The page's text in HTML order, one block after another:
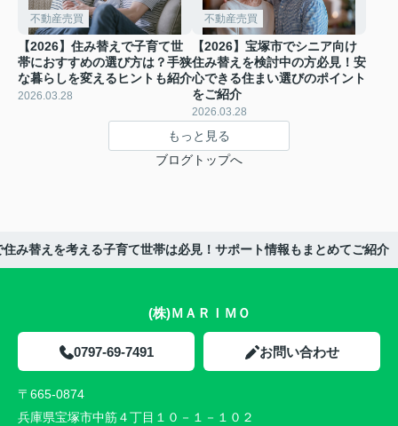
不動産売買
【2026】住み替えで子育て世
帯におすすめの選び方は？手狭
な暮らしを変えるヒントも紹介
2026.03.28
不動産売買
【2026】宝塚市でシニア向け
住み替えを検討中の方必見！安
心できる住まい選びのポイント
をご紹介
2026.03.28
もっと見る
ブログトップへ
住み替えを考える子育て世帯は必見！サポート情報もまとめてご紹介
(株)ＭＡＲＩＭＯ
0797-69-7491 お問い合わせ
〒665-0874
兵庫県宝塚市中筋４丁目１０－１－１０２